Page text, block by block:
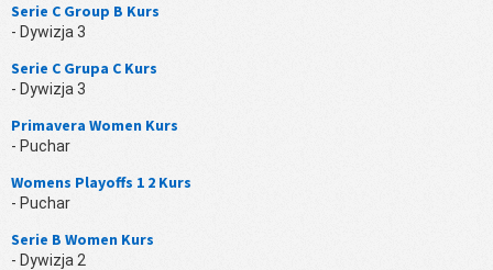
Serie C Group B Kurs
- Dywizja 3
Serie C Grupa C Kurs
- Dywizja 3
Primavera Women Kurs
- Puchar
Womens Playoffs 1 2 Kurs
- Puchar
Serie B Women Kurs
- Dywizja 2